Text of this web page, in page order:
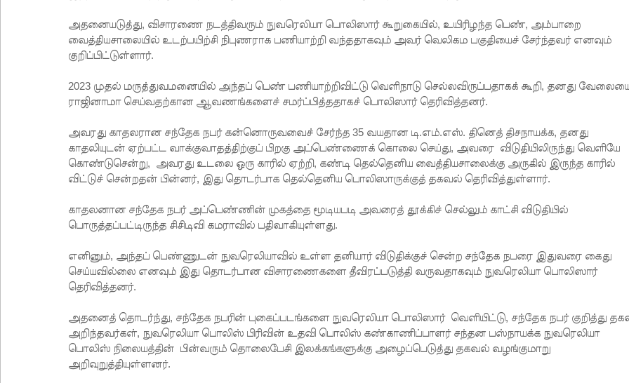
அதனையடுத்து, விசாரணை நடத்திவரும் நுவரெலியா பொலிஸார் கூறுகையில், உயிரிழந்த பெண், அம்பாறை
வைத்தியசாலையில் உடற்பயிற்சி நிபுணராக பணியாற்றி வந்ததாகவும் அவர் வெலிகம பகுதியைச் சேர்ந்தவர் எனவும்
குறிப்பிட்டுள்ளார்.
2023 முதல் மருத்துவமனையில் அந்தப் பெண் பணியாற்றிவிட்டு வெளிநாடு செல்லவிருப்பதாகக் கூறி, தனது
ராஜினாமா செய்வதற்கான ஆவணங்களைச் சமர்ப்பித்ததாகச் பொலிஸார் தெரிவித்தனர்.
அவரது காதலரான சந்தேக நபர் கன்னொருவவைச் சேர்ந்த 35 வயதான டி.எம்.எஸ். தினெத் திசநாயக்க, தனது
காதலியுடன் ஏற்பட்ட வாக்குவாதத்திற்குப் பிறகு அப்பெண்ணைக் கொலை செய்து, அவரை விடுதியிலிருந்து வெளியே
கொண்டுசென்று, அவரது உடலை ஒரு காரில் ஏற்றி, கண்டி தெல்தெனிய வைத்தியசாலைக்கு அருகில் இருந்த காரில்
விட்டுச் சென்றதன் பின்னர், இது தொடர்பாக தெல்தெனிய பொலிஸாருக்குத் தகவல் தெரிவித்துள்ளார்.
காதலனான சந்தேக நபர் அப்பெண்ணின் முகத்தை மூடியபடி அவரைத் தூக்கிச் செல்லும் காட்சி விடுதியில்
பொருத்தப்பட்டிருந்த சிசிடிவி கமராவில் பதிவாகியுள்ளது.
எனினும், அந்தப் பெண்ணுடன் நுவரெலியாவில் உள்ள தனியார் விடுதிக்குச் சென்ற சந்தேக நபரை இதுவரை கைது
செய்யவில்லை எனவும் இது தொடர்பான விசாரணைகளை தீவிரப்படுத்தி வருவதாகவும் நுவரெலியா பொலிஸார்
தெரிவித்தனர்.
அதனைத் தொடர்ந்து, சந்தேக நபரின் புகைப்படங்களை நுவரெலியா பொலிஸார் வெளியிட்டு, சந்தேக நபர் குறித்து
அறிந்தவர்கள், நுவரெலியா பொலிஸ் பிரிவின் உதவி பொலிஸ் கண்காணிப்பாளர் சந்தன பஸ்நாயக்க நுவரெலியா
பொலிஸ் நிலையத்தின் பின்வரும் தொலைபேசி இலக்கங்களுக்கு அழைப்பெடுத்து தகவல் வழங்குமாறு
அறிவுறுத்தியுள்ளனர்.